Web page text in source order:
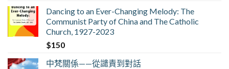
Dancing to an Ever-Changing Melody: The
Communist Party of China and The Catholic
Church, 1927-2023
$150
中梵關係——從譴責到對話